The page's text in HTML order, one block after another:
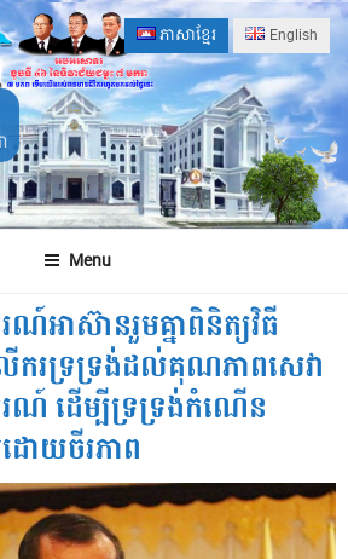
ភាសាខ្មែរ English
Menu
អាស៊ានរួមគ្នាពិនិត្យវិធី
ករទ្រទ្រង់ដល់គុណភាពសេវា
ណ៍ ដើម្បីទ្រទ្រង់កំណើន
ោយចីរភាព